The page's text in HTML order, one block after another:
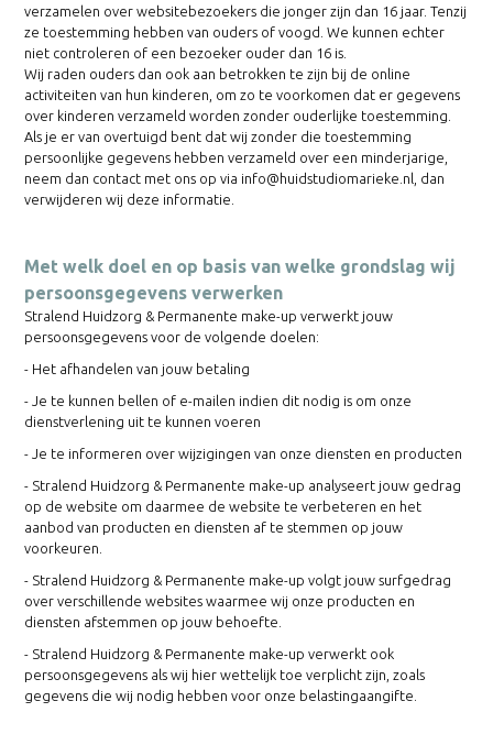
verzamelen over websitebezoekers die jonger zijn dan 16 jaar. Tenzij
ze toestemming hebben van ouders of voogd. We kunnen echter
niet controleren of een bezoeker ouder dan 16 is.
Wij raden ouders dan ook aan betrokken te zijn bij de online
activiteiten van hun kinderen, om zo te voorkomen dat er gegevens
over kinderen verzameld worden zonder ouderlijke toestemming.
Als je er van overtuigd bent dat wij zonder die toestemming
persoonlijke gegevens hebben verzameld over een minderjarige,
neem dan contact met ons op via info@huidstudiomarieke.nl, dan
verwijderen wij deze informatie.
Met welk doel en op basis van welke grondslag wij
persoonsgegevens verwerken
Stralend Huidzorg & Permanente make-up verwerkt jouw
persoonsgegevens voor de volgende doelen:
- Het afhandelen van jouw betaling
- Je te kunnen bellen of e-mailen indien dit nodig is om onze
dienstverlening uit te kunnen voeren
- Je te informeren over wijzigingen van onze diensten en producten
- Stralend Huidzorg & Permanente make-up analyseert jouw gedrag
op de website om daarmee de website te verbeteren en het
aanbod van producten en diensten af te stemmen op jouw
voorkeuren.
- Stralend Huidzorg & Permanente make-up volgt jouw surfgedrag
over verschillende websites waarmee wij onze producten en
diensten afstemmen op jouw behoefte.
- Stralend Huidzorg & Permanente make-up verwerkt ook
persoonsgegevens als wij hier wettelijk toe verplicht zijn, zoals
gegevens die wij nodig hebben voor onze belastingaangifte.